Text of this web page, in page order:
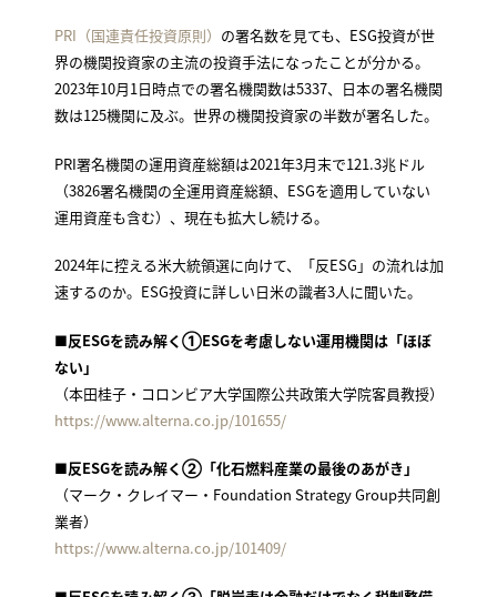
PRI（国連責任投資原則） の署名数を見ても、ESG投資が世
界の機関投資家の主流の投資手法になったことが分かる。
2023年10月1日時点での署名機関数は5337、日本の署名機関
数は125機関に及ぶ。世界の機関投資家の半数が署名した。
PRI署名機関の運用資産総額は2021年3月末で121.3兆ドル
（3826署名機関の全運用資産総額、ESGを適用していない
運用資産も含む）、現在も拡大し続ける。
2024年に控える米大統領選に向けて、「反ESG」の流れは加
速するのか。ESG投資に詳しい日米の識者3人に聞いた。
■反ESGを読み解く①ESGを考慮しない運用機関は「ほぼ
ない」
（本田桂子・コロンビア大学国際公共政策大学院客員教授）
https://www.alterna.co.jp/101655/
■反ESGを読み解く②「化石燃料産業の最後のあがき」
（マーク・クレイマー・Foundation Strategy Group共同創
業者）
https://www.alterna.co.jp/101409/